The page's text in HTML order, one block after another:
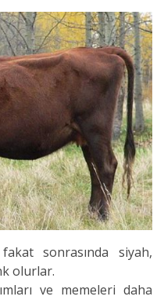
sonrasında siyah,
olurlar.
ve memeleri daha